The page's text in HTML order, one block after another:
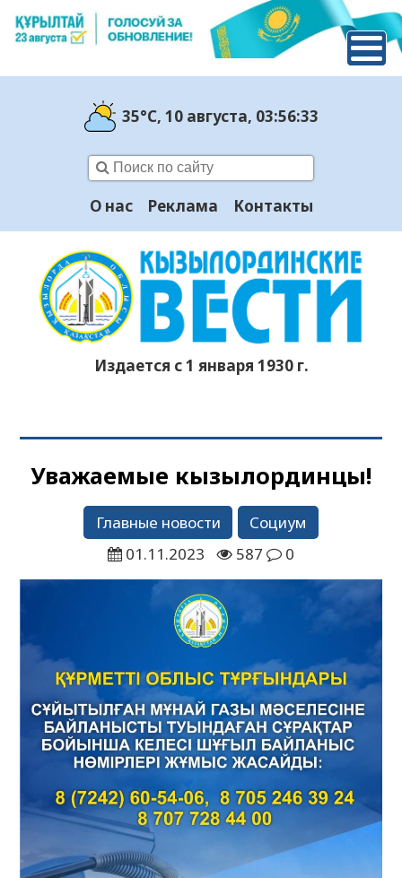
35°C, 10 августа, 03:56:34
О нас Реклама Контакты
Издается с 1 января 1930 г.
Уважаемые кызылординцы!
Главные новости
Социум
01.11.2023
587 0